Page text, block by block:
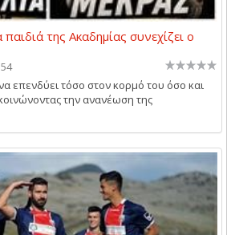
της Ακαδημίας συνεχίζει ο
επενδύει τόσο στον κορμό του όσο και
την ανανέωση της